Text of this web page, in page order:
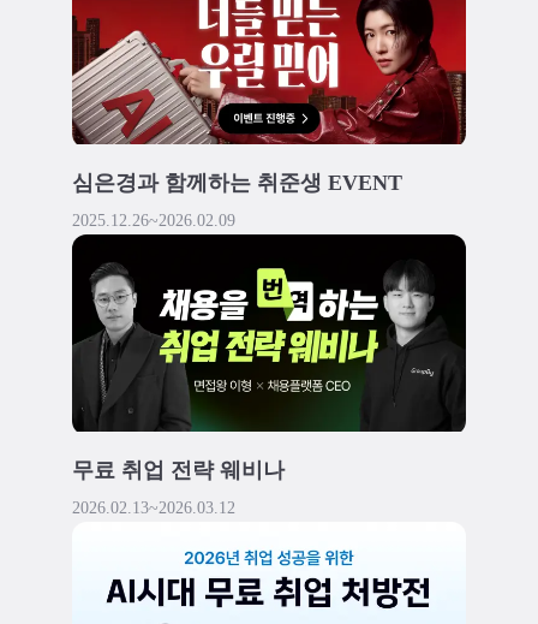
심은경과 함께하는 취준생 EVENT
2025.12.26~2026.02.09
무료 취업 전략 웨비나
2026.02.13~2026.03.12